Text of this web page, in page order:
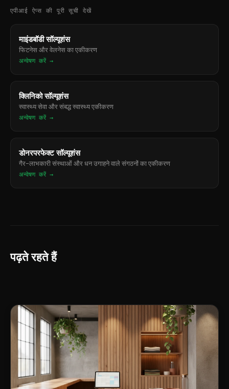
एपीआई ऐप्स की पूरी सूची देखें
माइंडबॉडी सॉल्यूशंस
फिटनेस और वेलनेस का एकीकरण
अन्वेषण करें →
क्लिनिको सॉल्यूशंस
स्वास्थ्य सेवा और संबद्ध स्वास्थ्य एकीकरण
अन्वेषण करें →
डोनरपरफेक्ट सॉल्यूशंस
गैर-लाभकारी संस्थाओं और धन उगाहने वाले संगठनों का एकीकरण
अन्वेषण करें →
पढ़ते रहते हैं